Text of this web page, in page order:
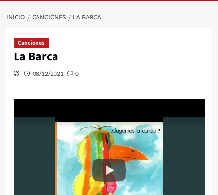
INICIO CANCIONES LA BARCA
Canciones
La Barca
08/12/2021 0